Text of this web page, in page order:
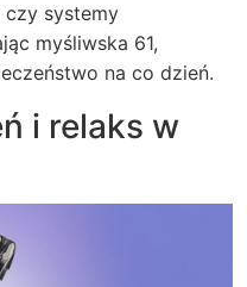
systemy
myśliwska 61,
na co dzień.
i relaks w